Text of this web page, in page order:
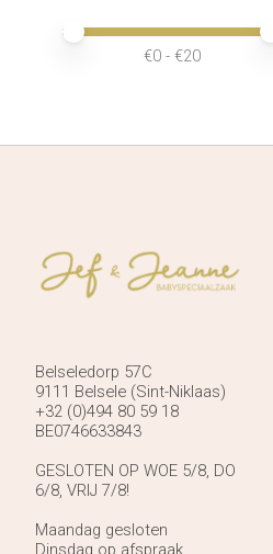
Minimale prijswaarde
Price maximum value
€0 - €20
Belseledorp 57C
9111 Belsele (Sint-Niklaas)
+32 (0)494 80 59 18
BE0746633843
GESLOTEN OP WOE 5/8, DO
6/8, VRIJ 7/8!
Maandag gesloten